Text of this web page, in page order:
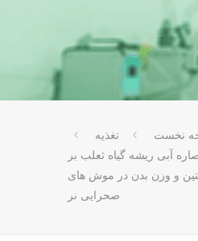
نخست
تغذیه
۴ هفته ای عصاره آبی ريشه گياه ثعلب بر
و وزن بدن در موش های
صحرايی نر